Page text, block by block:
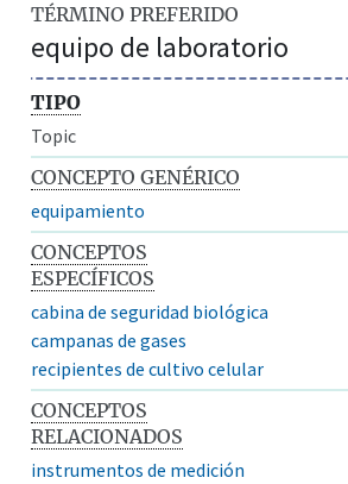
TÉRMINO PREFERIDO
equipo de laboratorio
TIPO
Topic
CONCEPTO GENÉRICO
equipamiento
CONCEPTOS
ESPECÍFICOS
cabina de seguridad biológica
campanas de gases
recipientes de cultivo celular
CONCEPTOS
RELACIONADOS
instrumentos de medición